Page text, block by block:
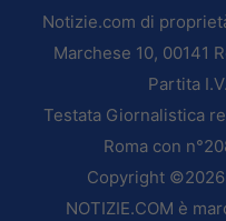
Notizie.com di
Marchese 10, 00141
Partita
Testata Giornalistica
Roma con
Copyright
NOTIZIE.COM è